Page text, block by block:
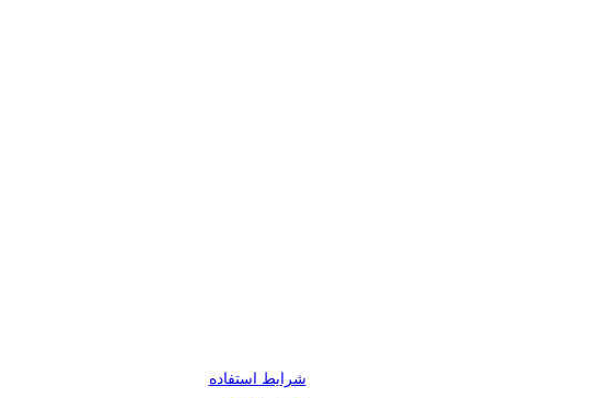
شرایط استفاده